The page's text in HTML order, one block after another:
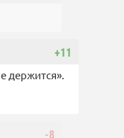
+11
держится».
-8